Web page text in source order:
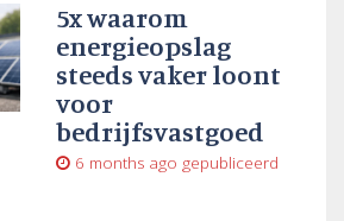
5x waarom
energieopslag
steeds vaker loont
voor
bedrijfsvastgoed
6 months ago gepubliceerd